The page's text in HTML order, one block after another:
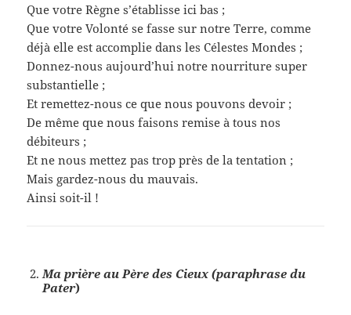
Que votre Règne s’établisse ici bas ;
Que votre Volonté se fasse sur notre Terre, comme
déjà elle est accomplie dans les Célestes Mondes ;
Donnez-nous aujourd’hui notre nourriture super
substantielle ;
Et remettez-nous ce que nous pouvons devoir ;
De même que nous faisons remise à tous nos
débiteurs ;
Et ne nous mettez pas trop près de la tentation ;
Mais gardez-nous du mauvais.
Ainsi soit-il !
Ma prière au Père des Cieux (paraphrase du
Pater)